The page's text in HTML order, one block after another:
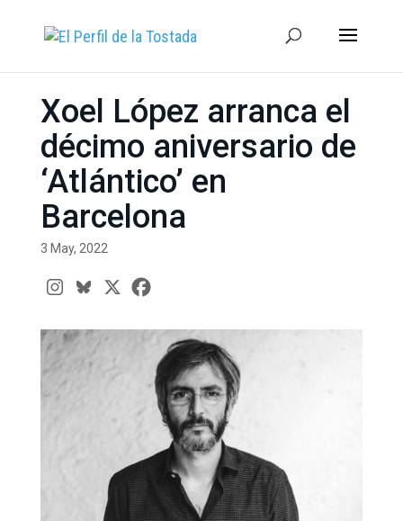
Xoel López arranca el
décimo aniversario de
‘Atlántico’ en
Barcelona
3 May, 2022